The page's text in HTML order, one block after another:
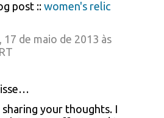
post :: women's relic
de maio de 2013 às
your thoughts. I